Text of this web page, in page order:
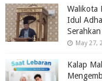
Walikota
Idul
May 27,
Kalap